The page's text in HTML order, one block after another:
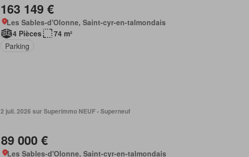
163 149 €
Les Sables-d'Olonne, Saint-cyr-en-talmondais
4 Pièces
74 m²
Parking
2 juil. 2026 sur Superimmo NEUF - Superneuf
89 000 €
Les Sables-d'Olonne, Saint-cyr-en-talmondais